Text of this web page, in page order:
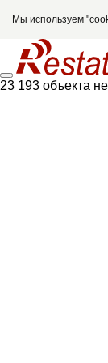
Мы используем
23 193 объекта